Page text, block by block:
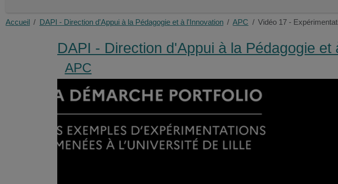
Accueil DAPI - Direction d'Appui à la Pédagogie et à l'Innovation APC Vidéo 17 -
DAPI - Direction d'Appui à la Pédagogie et
APC